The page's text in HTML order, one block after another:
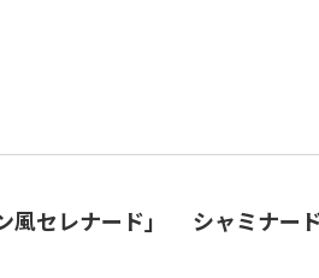
風セレナード」 シャミナー